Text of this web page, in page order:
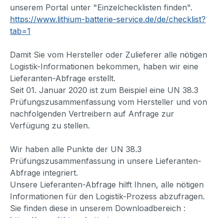
unserem Portal unter "Einzelchecklisten finden".
https://www.lithium-batterie-service.de/de/checklist?
tab=1
Damit Sie vom Hersteller oder Zulieferer alle nötigen
Logistik-Informationen bekommen, haben wir eine
Lieferanten-Abfrage erstellt.
Seit 01. Januar 2020 ist zum Beispiel eine UN 38.3
Prüfungszusammenfassung vom Hersteller und von
nachfolgenden Vertreibern auf Anfrage zur
Verfügung zu stellen.
Wir haben alle Punkte der UN 38.3
Prüfungszusammenfassung in unsere Lieferanten-
Abfrage integriert.
Unsere Lieferanten-Abfrage hilft Ihnen, alle nötigen
Informationen für den Logistik-Prozess abzufragen.
Sie finden diese in unserem Downloadbereich :